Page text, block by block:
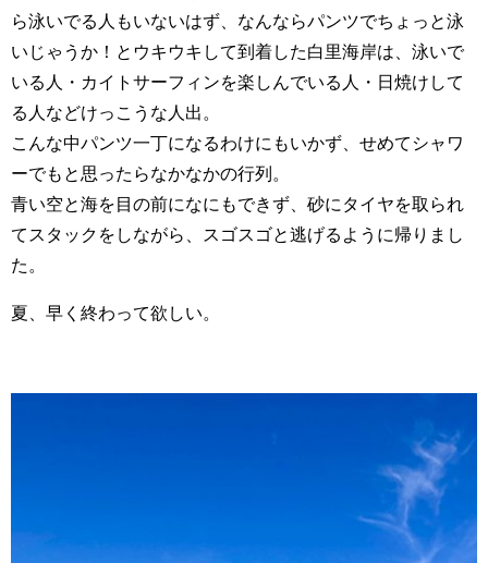
ら泳いでる人もいないはず、なんならパンツでちょっと泳
いじゃうか！とウキウキして到着した白里海岸は、泳いで
いる人・カイトサーフィンを楽しんでいる人・日焼けして
る人などけっこうな人出。
こんな中パンツ一丁になるわけにもいかず、せめてシャワ
ーでもと思ったらなかなかの行列。
青い空と海を目の前になにもできず、砂にタイヤを取られ
てスタックをしながら、スゴスゴと逃げるように帰りまし
た。
夏、早く終わって欲しい。